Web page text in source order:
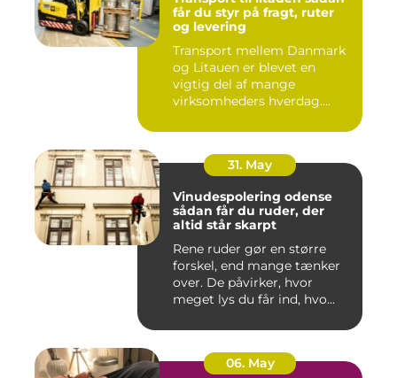
får du styr på fragt, ruter
og levering
Transport mellem Danmark
og Litauen er blevet en
vigtig del af mange
virksomheders hverdag.
31. May
Vinudespolering odense
sådan får du ruder, der
altid står skarpt
Rene ruder gør en større
forskel, end mange tænker
over. De påvirker, hvor
meget lys du får ind, hvo...
06. May